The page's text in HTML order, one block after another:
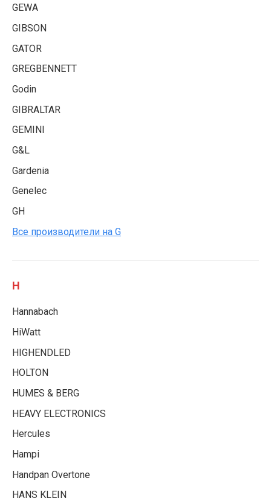
GEWA
GIBSON
GATOR
GREGBENNETT
Godin
GIBRALTAR
GEMINI
G&L
Gardenia
Genelec
GH
Все производители на G
H
Hannabach
HiWatt
HIGHENDLED
HOLTON
HUMES & BERG
HEAVY ELECTRONICS
Hercules
Hampi
Handpan Overtone
HANS KLEIN